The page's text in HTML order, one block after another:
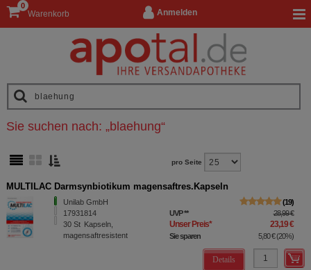
Anmelden
Warenkorb
0
Sie suchen nach: „blaehung“
pro Seite
MULTILAC Darmsynbiotikum magensaftres.Kapseln
Unilab GmbH
17931814
30 St Kapseln,
magensaftresistent
19
UVP** 28,99 €
Unser Preis* 23,19 €
Sie sparen 5,80 €(20%)
Details